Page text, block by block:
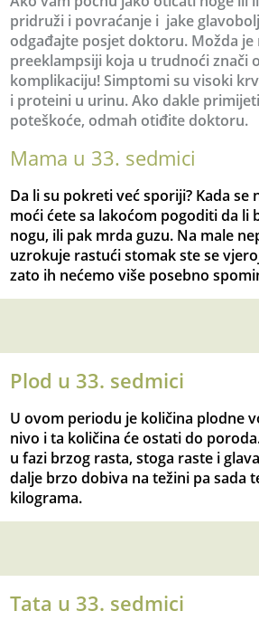
pridruži i povraćanje i jake
odgađajte posjet doktoru. Možda je
preeklampsiji koja u trudnoći znači
komplikaciju! Simptomi su visoki
i proteini u urinu. Ako dakle
poteškoće, odmah otiđite doktoru.
Mama u 33. sedmici
Da li su pokreti već sporiji? Kada se
moći ćete sa lakoćom pogoditi da li
nogu, ili pak mrda guzu. Na male
uzrokuje rastući stomak ste se
zato ih nećemo više posebno
Plod u 33. sedmici
U ovom periodu je količina plodne
nivo i ta količina će ostati do
u fazi brzog rasta, stoga raste i
dalje brzo dobiva na težini pa sada
kilograma.
Tata u 33. sedmici